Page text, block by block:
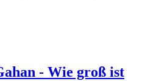
- Wie groß ist